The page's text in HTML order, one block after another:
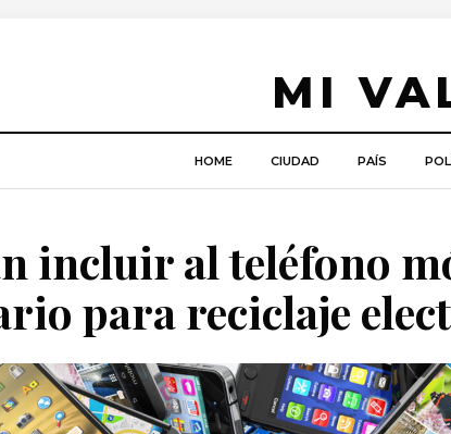
MI
HOME CIUDAD PAÍS
incluir al teléfono
para reciclaje